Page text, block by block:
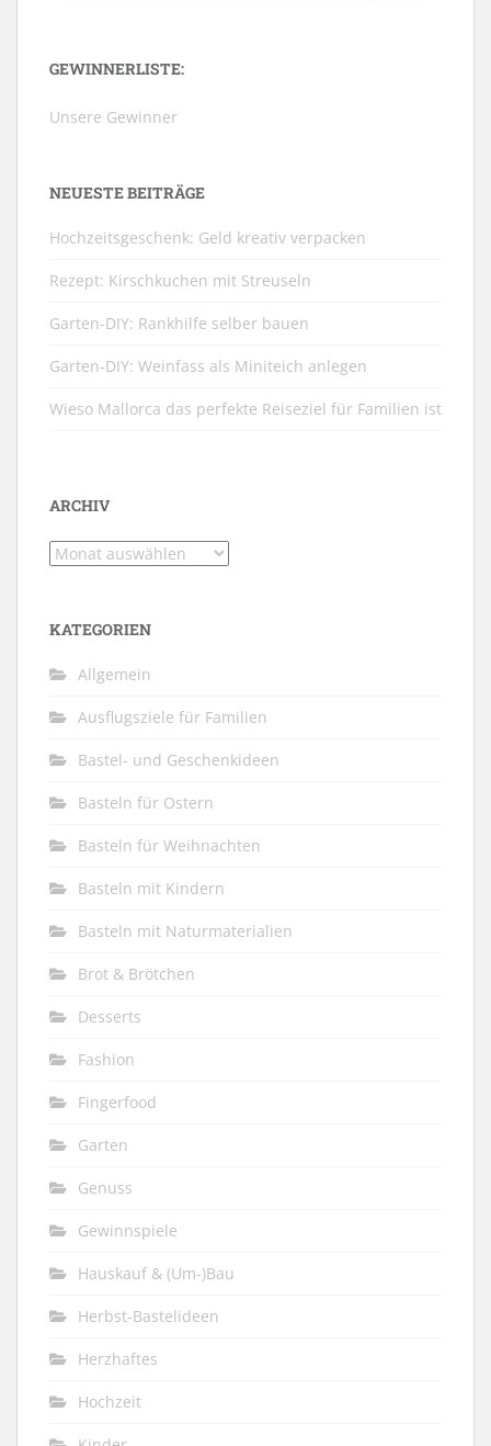
GEWINNERLISTE:
Unsere Gewinner
NEUESTE BEITRÄGE
Hochzeitsgeschenk: Geld kreativ verpacken
Rezept: Kirschkuchen mit Streuseln
Garten-DIY: Rankhilfe selber bauen
Garten-DIY: Weinfass als Miniteich anlegen
Wieso Mallorca das perfekte Reiseziel für Familien ist
ARCHIV
Archiv
KATEGORIEN
Allgemein
Ausflugsziele für Familien
Bastel- und Geschenkideen
Basteln für Ostern
Basteln für Weihnachten
Basteln mit Kindern
Basteln mit Naturmaterialien
Brot & Brötchen
Desserts
Fashion
Fingerfood
Garten
Genuss
Gewinnspiele
Hauskauf & (Um-)Bau
Herbst-Bastelideen
Herzhaftes
Hochzeit